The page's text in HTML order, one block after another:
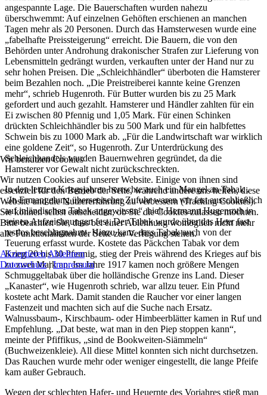
angespannte Lage. Die Bauerschaften wurden nahezu
überschwemmt: Auf einzelnen Gehöften erschienen an manchen
Tagen mehr als 20 Personen. Durch das Hamsterwesen wurde eine
„fabelhafte Preissteigerung“ erreicht. Die Bauern, die von den
Behörden unter Androhung drakonischer Strafen zur Lieferung von
Lebensmitteln gedrängt wurden, verkauften unter der Hand nur zu
sehr hohen Preisen. Die „Schleichhändler“ überboten die Hamsterer
beim Bezahlen noch. „Die Preistreiberei kannte keine Grenzen
mehr“, schrieb Hugenroth. Für Butter wurden bis zu 25 Mark
gefordert und auch gezahlt. Hamsterer und Händler zahlten für ein
Ei zwischen 80 Pfennig und 1,05 Mark. Für einen Schinken
drückten Schleichhändler bis zu 500 Mark und für ein halbfettes
Schwein bis zu 1000 Mark ab. „Für die Landwirtschaft war wirklich
eine goldene Zeit“, so Hugenroth. Zur Unterdrückung des
Schleichhandels wurden Bauernwehren gegründet, da die
Hamsterer vor Gewalt nicht zurückschreckten.
In den letzten Kriegsjahren herrschte auch ein Mangel an Tabak .
„In Ermangelung überseeischer Zufuhr waren wir fast ausschließlich
auf inländischen Tabak angewiesen“, hielt Hermann Hugenroth in
seinen Aufzeichnungen fest. Der Tabak wurde über das Heer fast
restlos beschlagnahmt. Hinzu kam, dass Tabak auch von der
Teuerung erfasst wurde. Kostete das Päckchen Tabak vor dem
Krieg 20 bis 30 Pfennig, stieg der Preis während des Krieges auf bis
zu zwei Mark an. Im Jahre 1917 kamen noch größere Mengen
Schmuggeltabak über die holländische Grenze ins Land. Dieser
„Kanaster“, wie Hugenroth schrieb, war allzu teuer. Ein Pfund
kostete acht Mark. Damit standen die Raucher vor einer langen
Fastenzeit und machten sich auf die Suche nach Ersatz.
Walnussbaum-, Kirschbaum- oder Himbeerblätter kamen in Ruf und
Empfehlung. „Dat beste, wat man in den Piep stoppen kann“,
meinte der Pfiffikus, „sind de Bookweiten-Siämmeln“
(Buchweizenkleie). All diese Mittel konnten sich nicht durchsetzen.
Das Rauchen wurde mehr oder weniger eingestellt, die lange Pfeife
kam außer Gebrauch.
Wegen der schlechten Hafer- und Heuernte des Vorjahres stieß man
Wir benutzen Cookies
Wir nutzen Cookies auf unserer Website. Einige von ihnen sind
essenziell für den Betrieb der Seite, während andere uns helfen, diese
Website und die Nutzererfahrung zu verbessern (Tracking Cookies).
Sie können selbst entscheiden, ob Sie die Cookies zulassen möchten.
Bitte beachten Sie, dass bei einer Ablehnung womöglich nicht mehr
alle Funktionalitäten der Seite zur Verfügung stehen.
AkzeptierenAblehnen
Datenschutz|Impressum